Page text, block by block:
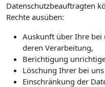
Datenschutzbeauftragten
Rechte ausüben:
Auskunft über Ihre bei
deren Verarbeitung,
Berichtigung
Löschung Ihrer bei
Einschränkung der